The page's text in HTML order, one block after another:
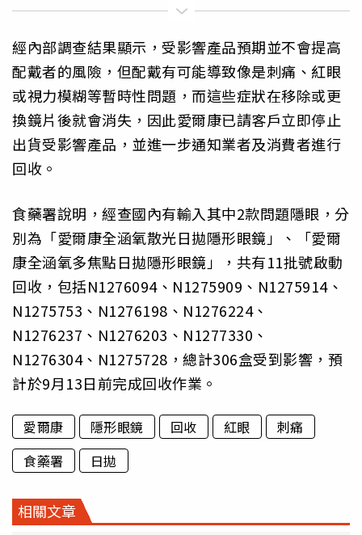
經內部調查結果顯示，受影響產品預期並不會提高
配戴者的風險，但配戴有可能導致像是刺痛、紅眼
或視力模糊等暫時性問題，而這些症狀在移除或更
換鏡片後就會消失，因此愛爾康已請客戶立即停止
出貨受影響產品，並進一步通知業者及消費者進行
回收。
食藥署說明，經查國內有輸入其中2款問題隱眼，分
別為「愛爾康全涵氧散光日拋隱形眼鏡」、「愛爾
康全涵氧多焦點日拋隱形眼鏡」，共有11批號啟動
回收，包括N1276094、N1275909、N1275914、
N1275753、N1276198、N1276224、
N1276237、N1276203、N1277330、
N1276304、N1275728，總計306盒受到影響，預
計於9月13日前完成回收作業。
愛爾康 隱形眼鏡 回收 紅眼
刺痛
食藥署
日拋
相關文章